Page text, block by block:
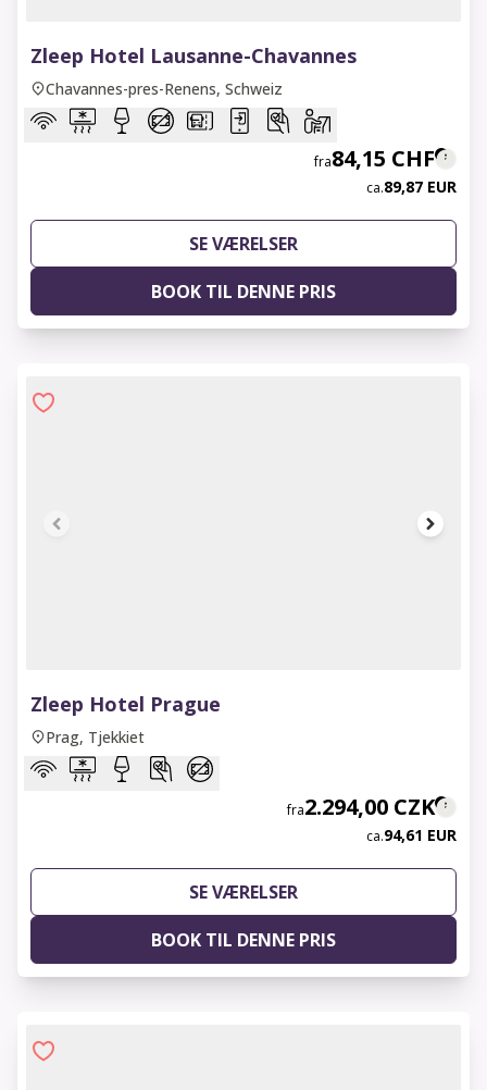
Zleep Hotel Lausanne-Chavannes
Chavannes-pres-Renens, Schweiz
fra84,15 CHF
ca.89,87 EUR
SE VÆRELSER
BOOK TIL DENNE PRIS
Zleep Hotel Prague
Prag, Tjekkiet
fra2.294,00 CZK
ca.94,61 EUR
SE VÆRELSER
BOOK TIL DENNE PRIS